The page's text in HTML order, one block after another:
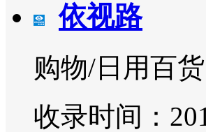
依视路
购物/日用百货
收录时间：